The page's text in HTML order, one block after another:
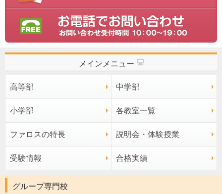
メインメニュー
高等部 中学部
小学部 各教室一覧
ファロスの特長 説明会・体験授業
受験情報 合格実績
グループ専門校